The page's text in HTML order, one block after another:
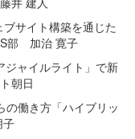
サイト構築を通じた
部 加治 寛子
ジャイルライト」で新
朝日
の働き方「ハイブリッ